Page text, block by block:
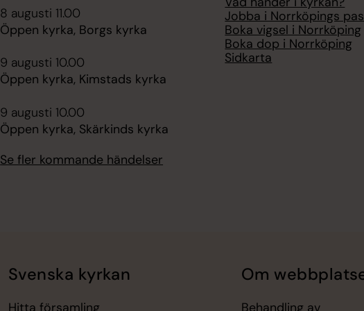
8 augusti 11.00
Öppen kyrka, Borgs kyrka
9 augusti 10.00
Öppen kyrka, Kimstads kyrka
9 augusti 10.00
Öppen kyrka, Skärkinds kyrka
Se fler kommande händelser
Jobba i Norrköpings
Boka vigsel i Norrköping
Boka dop i Norrköping
Sidkarta
Svenska kyrkan
Hitta församling
Om
Behandling av